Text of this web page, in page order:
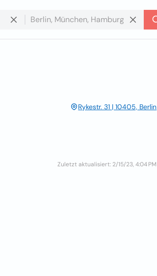
Rykestr. 31 | 10405, Berlin
Zuletzt aktualisiert: 2/15/23, 4:04 PM